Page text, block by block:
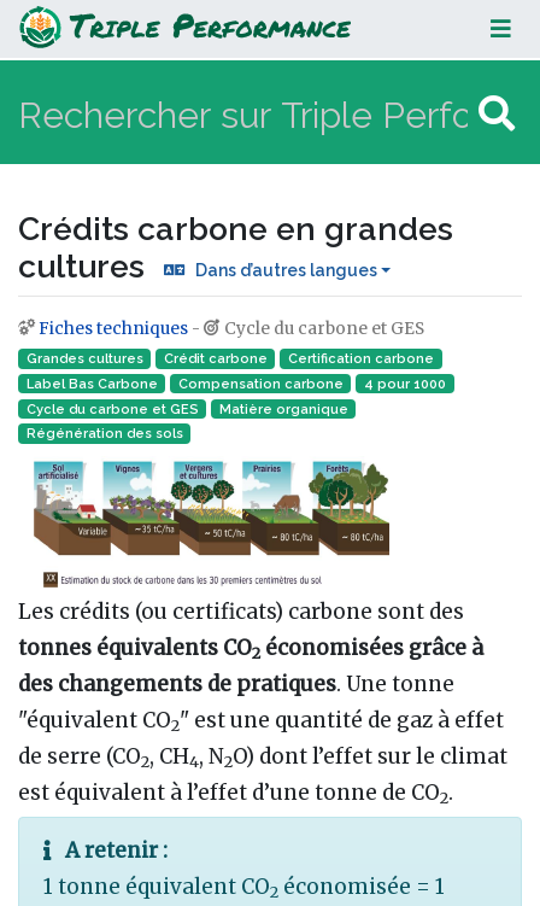
Crédits carbone en grandes
cultures
Crédits carbone en grandes
cultures
Dans d’autres langues
Aller à :navigation,rechercher
Fiches techniques - Cycle du carbone et GES
Grandes cultures Crédit carbone
Certification carbone
Label Bas Carbone
Compensation carbone
4 pour 1000
Cycle du carbone et GES
Matière organique
Régénération des sols
Les crédits (ou certificats) carbone sont des
tonnes équivalents CO2 économisées grâce à
des changements de pratiques. Une tonne
"équivalent CO2" est une quantité de gaz à effet
de serre (CO2, CH4, N2O) dont l’effet sur le climat
est équivalent à l’effet d’une tonne de CO2.
A retenir :
1 tonne équivalent CO2 économisée = 1